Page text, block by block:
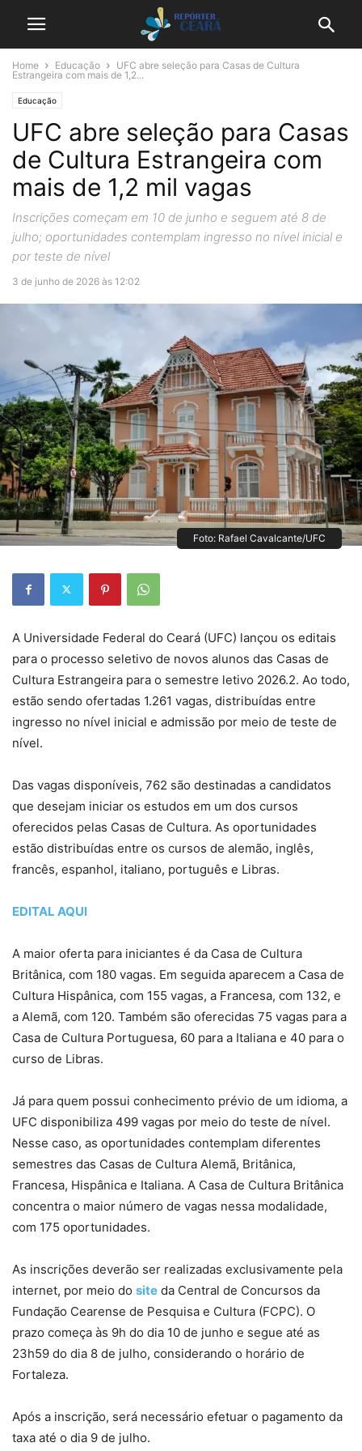
Home Educação
UFC abre seleção para Casas de Cultura
Estrangeira com mais de 1,2...
Educação
UFC abre seleção para Casas
de Cultura Estrangeira com
mais de 1,2 mil vagas
Inscrições começam em 10 de junho e seguem até 8 de
julho; oportunidades contemplam ingresso no nível inicial e
por teste de nível
3 de junho de 2026 às 12:02
Foto: Rafael Cavalcante/UFC
A Universidade Federal do Ceará (UFC) lançou os editais
para o processo seletivo de novos alunos das Casas de
Cultura Estrangeira para o semestre letivo 2026.2. Ao todo,
estão sendo ofertadas 1.261 vagas, distribuídas entre
ingresso no nível inicial e admissão por meio de teste de
nível.
Das vagas disponíveis, 762 são destinadas a candidatos
que desejam iniciar os estudos em um dos cursos
oferecidos pelas Casas de Cultura. As oportunidades
estão distribuídas entre os cursos de alemão, inglês,
francês, espanhol, italiano, português e Libras.
EDITAL AQUI
A maior oferta para iniciantes é da Casa de Cultura
Britânica, com 180 vagas. Em seguida aparecem a Casa de
Cultura Hispânica, com 155 vagas, a Francesa, com 132, e
a Alemã, com 120. Também são oferecidas 75 vagas para a
Casa de Cultura Portuguesa, 60 para a Italiana e 40 para o
curso de Libras.
Já para quem possui conhecimento prévio de um idioma, a
UFC disponibiliza 499 vagas por meio do teste de nível.
Nesse caso, as oportunidades contemplam diferentes
semestres das Casas de Cultura Alemã, Britânica,
Francesa, Hispânica e Italiana. A Casa de Cultura Britânica
concentra o maior número de vagas nessa modalidade,
com 175 oportunidades.
As inscrições deverão ser realizadas exclusivamente pela
internet, por meio do site da Central de Concursos da
Fundação Cearense de Pesquisa e Cultura (FCPC). O
prazo começa às 9h do dia 10 de junho e segue até as
23h59 do dia 8 de julho, considerando o horário de
Fortaleza.
Após a inscrição, será necessário efetuar o pagamento da
taxa até o dia 9 de julho.